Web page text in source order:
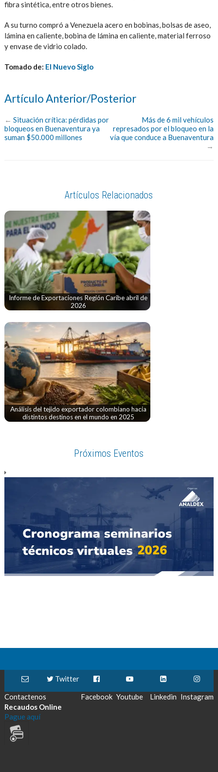
fibra sintética, entre otros bienes.
A su turno compró a Venezuela acero en bobinas, bolsas de aseo,
lámina en caliente, bobina de lámina en caliente, material ferroso
y envase de vidrio colado.
Tomado de: El Nuevo Siglo
Artículo Anterior/Posterior
← Situación crítica: pérdidas por
bloqueos en Buenaventura ya
suman $50.000 millones
Más de 6 mil vehículos
represados por el bloqueo en la
vía que conduce a Buenaventura
→
Artículos Relacionados
Informe de Exportaciones Región Caribe abril de
2026
Análisis del tejido exportador colombiano hacia
distintos destinos en el mundo en 2025
Próximos Eventos
Contactenos
Twitter
Facebook Youtube Linkedin Instagram
Recaudos Online
Pague aquí